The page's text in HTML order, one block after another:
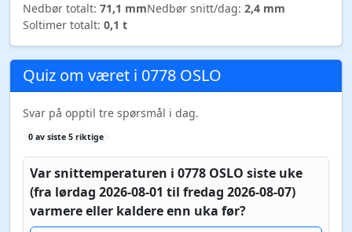
Nedbør totalt: 71,1 mmNedbør snitt/dag: 2,4 mm
Soltimer totalt: 0,1 t
Quiz om været i 0778 OSLO
Svar på opptil tre spørsmål i dag.
0 av siste 5 riktige
Var snittemperaturen i 0778 OSLO siste uke
(fra lørdag 2026-08-01 til fredag 2026-08-07)
varmere eller kaldere enn uka før?